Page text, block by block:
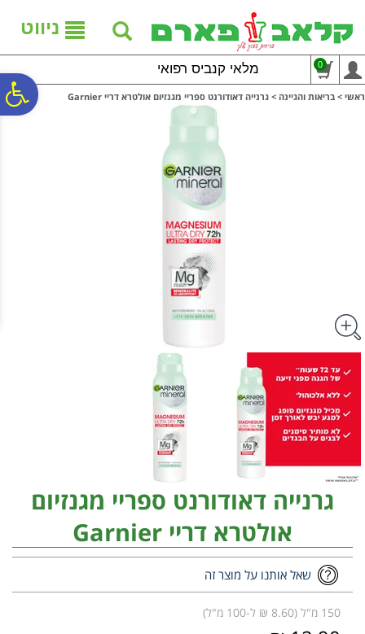
נגישות
אתר
המרכזי
ניווט
מלאי קנביס רפואי 0
ראשי > בריאות והגיינה > גרנייה דאודורנט ספריי מגנזיום אולטרא דריי Garnier
גרנייה דאודורנט ספריי מגנזיום
אולטרא דריי Garnier
שאל אותנו על מוצר זה
150 מ"ל (8.60 ₪ ל-100 מ"ל)